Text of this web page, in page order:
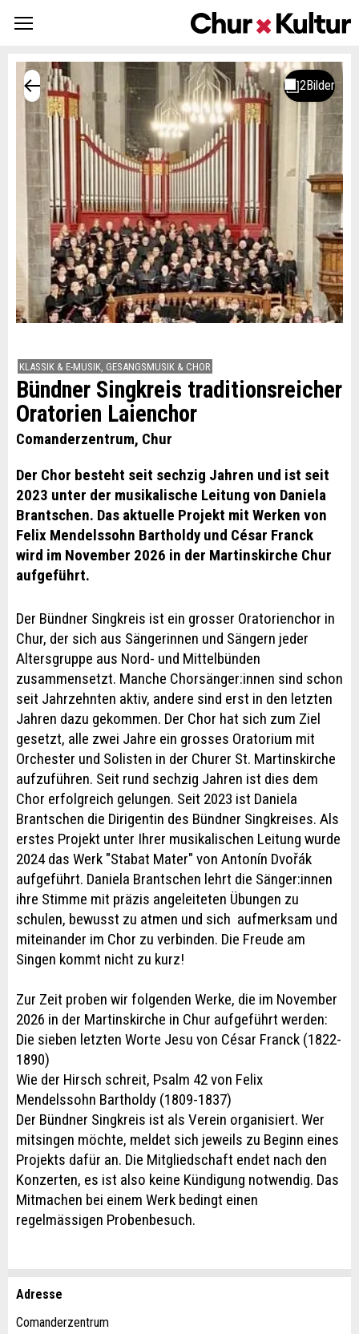
KLASSIK & E-MUSIK, GESANGSMUSIK & CHOR
Bündner Singkreis traditionsreicher
Oratorien Laienchor
Comanderzentrum, Chur
Der Chor besteht seit sechzig Jahren und ist seit
2023 unter der musikalische Leitung von Daniela
Brantschen. Das aktuelle Projekt mit Werken von
Felix Mendelssohn Bartholdy und César Franck
wird im November 2026 in der Martinskirche Chur
aufgeführt.
Der Bündner Singkreis ist ein grosser Oratorienchor in
Chur, der sich aus Sängerinnen und Sängern jeder
Altersgruppe aus Nord- und Mittelbünden
zusammensetzt. Manche Chorsänger:innen sind schon
seit Jahrzehnten aktiv, andere sind erst in den letzten
Jahren dazu gekommen. Der Chor hat sich zum Ziel
gesetzt, alle zwei Jahre ein grosses Oratorium mit
Orchester und Solisten in der Churer St. Martinskirche
aufzuführen. Seit rund sechzig Jahren ist dies dem
Chor erfolgreich gelungen. Seit 2023 ist Daniela
Brantschen die Dirigentin des Bündner Singkreises. Als
erstes Projekt unter Ihrer musikalischen Leitung wurde
2024 das Werk "Stabat Mater" von Antonín Dvořák
aufgeführt. Daniela Brantschen lehrt die Sänger:innen
ihre Stimme mit präzis angeleiteten Übungen zu
schulen, bewusst zu atmen und sich aufmerksam und
miteinander im Chor zu verbinden. Die Freude am
Singen kommt nicht zu kurz!
Zur Zeit proben wir folgenden Werke, die im November
2026 in der Martinskirche in Chur aufgeführt werden:
Die sieben letzten Worte Jesu von César Franck (1822-
1890)
Wie der Hirsch schreit, Psalm 42 von Felix
Mendelssohn Bartholdy (1809-1837)
Der Bündner Singkreis ist als Verein organisiert. Wer
mitsingen möchte, meldet sich jeweils zu Beginn eines
Projekts dafür an. Die Mitgliedschaft endet nach den
Konzerten, es ist also keine Kündigung notwendig. Das
Mitmachen bei einem Werk bedingt einen
regelmässigen Probenbesuch.
Anzeige beanstanden
Anzeige weiterempfehlen
Adresse
Comanderzentrum